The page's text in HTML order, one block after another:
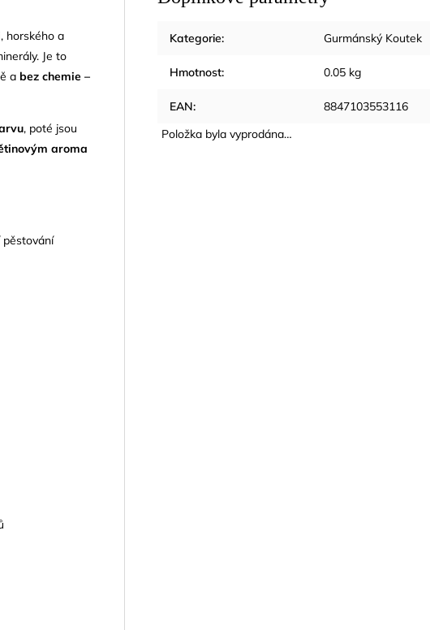
, horského a
Je to
a bez chemie –
, poté jsou
aroma
pěstování
Kategorie: Gurmánský Koutek
Hmotnost: 0.05 kg
EAN:
8847103553116
Položka byla vyprodána…